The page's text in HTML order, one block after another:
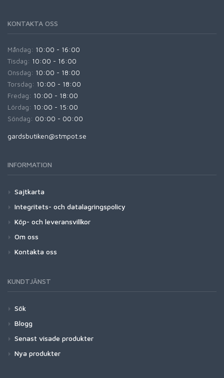
KONTAKTA OSS
Måndag: 10:00 - 16:00
Tisdag: 10:00 - 16:00
Onsdag: 10:00 - 18:00
Torsdag: 10:00 - 18:00
Fredag: 10:00 - 18:00
Lördag: 10:00 - 15:00
Söndag: 00:00 - 00:00
gardsbutiken@stmpot.se
INFORMATION
Sajtkarta
Integritets- och datalagringspolicy
Köp- och leveransvillkor
Om oss
Kontakta oss
KUNDTJÄNST
Sök
Blogg
Senast visade produkter
Nya produkter